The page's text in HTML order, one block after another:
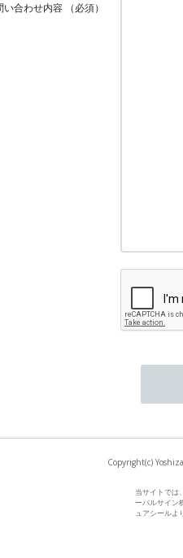
い合わせ内容 （必須）
Copyright(c)
当サイトでは
ーバルサイン
ュアシールよ